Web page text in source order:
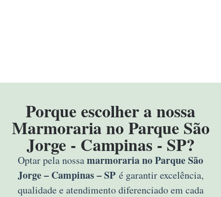
Porque escolher a nossa
Marmoraria no Parque São
Jorge - Campinas - SP?
Optar pela nossamarmoraria no Parque São
Jorge – Campinas – SPé garantir excelência,
qualidade e atendimento diferenciado em cada